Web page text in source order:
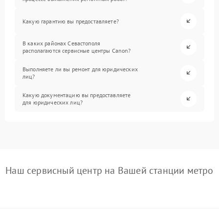
Какую гарантию вы предоставляете?
В каких районах Севастополя
располагаются сервисные центры Canon?
Выполняете ли вы ремонт для юридических
лиц?
Какую документацию вы предоставляете
для юридических лиц?
Наш сервисный центр на Вашей станции метро